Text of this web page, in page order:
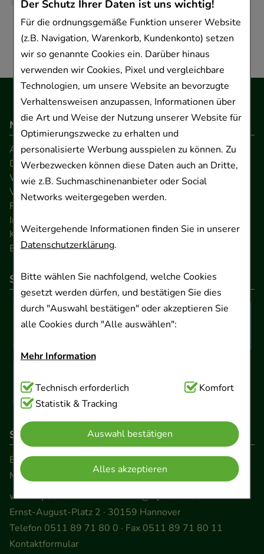
Der Schutz Ihrer Daten ist uns wichtig!
Für die ordnungsgemäße Funktion unserer Website
(z.B. Navigation, Warenkorb, Kundenkonto) setzen
wir so genannte Cookies ein. Darüber hinaus
verwenden wir Cookies, Pixel und vergleichbare
Technologien, um unsere Website an bevorzugte
Verhaltensweisen anzupassen, Informationen über
die Art und Weise der Nutzung unserer Website für
Optimierungszwecke zu erhalten und
personalisierte Werbung ausspielen zu können. Zu
Werbezwecken können diese Daten auch an Dritte,
wie z.B. Suchmaschinenanbieter oder Social
Networks weitergegeben werden.
Weitergehende Informationen finden Sie in unserer
Datenschutzerklärung.
Bitte wählen Sie nachfolgend, welche Cookies
gesetzt werden dürfen, und bestätigen Sie dies
durch "Auswahl bestätigen" oder akzeptieren Sie
alle Cookies durch "Alle auswählen":
Mehr Information
Technisch Notwendig:Hierbei handelt es sich um
Cookies, die für die Grundfunktionen unserer
Website notwendig sind (z.B. Navigation,
Warenkorb, Kundenkonto), weshalb auf diese nicht
verzichtet werden kann.
Komfort:Diese Cookies werden genutzt um das
Einkaufserlebnis noch ansprechender zu gestalten,
beispielsweise für die Wiedererkennung des
Besuchers oder unsere Seite an bevorzugte
Verhaltensweisen (z.B. Spracheinstellung)
Technisch erforderlich
Komfort
Statistik & Tracking
Auswahl bestätigen
Alles akzeptieren
Navigation
AGB
Datenschutz
Widerrufsrecht
Versandkosten
FAQ
Impressum
Kontakt
Barrierefreiheitserklärung
So können Sie bezahlen
So erreichen Sie uns
Beratung und Kundenservice:
Montag - Freitag von 9.00 bis 17.00 Uhr
www.ApoSalis.de· E-Mail:info@ApoSalis.de
Ernst-August-Platz 2 · 30159 Hannover
Telefon 0511 89 71 80 0 · Fax 0511 89 71 80 11
Kontaktformular